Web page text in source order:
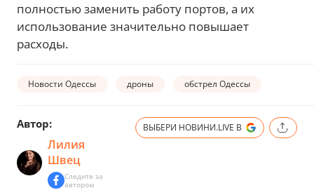
полностью заменить работу портов, а их
использование значительно повышает
расходы.
Новости Одессы дроны обстрел Одессы
Автор:
Лилия
Швец
Следите за
автором
ВЫБЕРИ НОВИНИ.LIVE В